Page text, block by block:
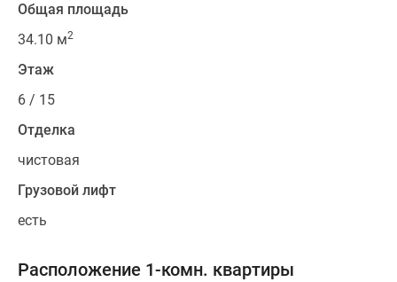
Общая площадь
34.10 м2
Этаж
6 / 15
Отделка
чистовая
Грузовой лифт
есть
Расположение 1-комн. квартиры